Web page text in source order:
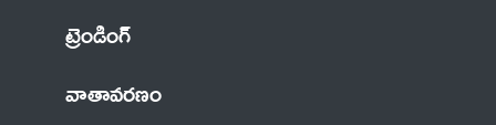
ట్రెండింగ్
వాతావరణం